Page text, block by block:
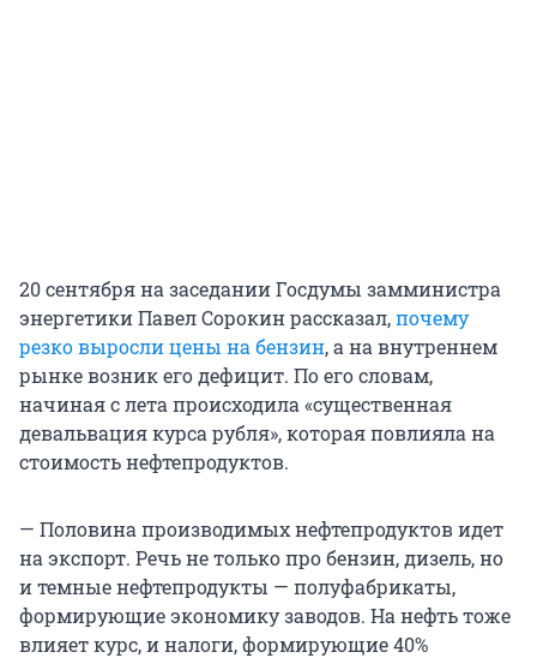
20 сентября на заседании Госдумы замминистра
энергетики Павел Сорокин рассказал,почему
резко выросли цены на бензин, а на внутреннем
рынке возник его дефицит. По его словам,
начиная с лета происходила «существенная
девальвация курса рубля», которая повлияла на
стоимость нефтепродуктов.
— Половина производимых нефтепродуктов идет
на экспорт. Речь не только про бензин, дизель, но
и темные нефтепродукты — полуфабрикаты,
формирующие экономику заводов. На нефть тоже
влияет курс, и налоги, формирующие 40%